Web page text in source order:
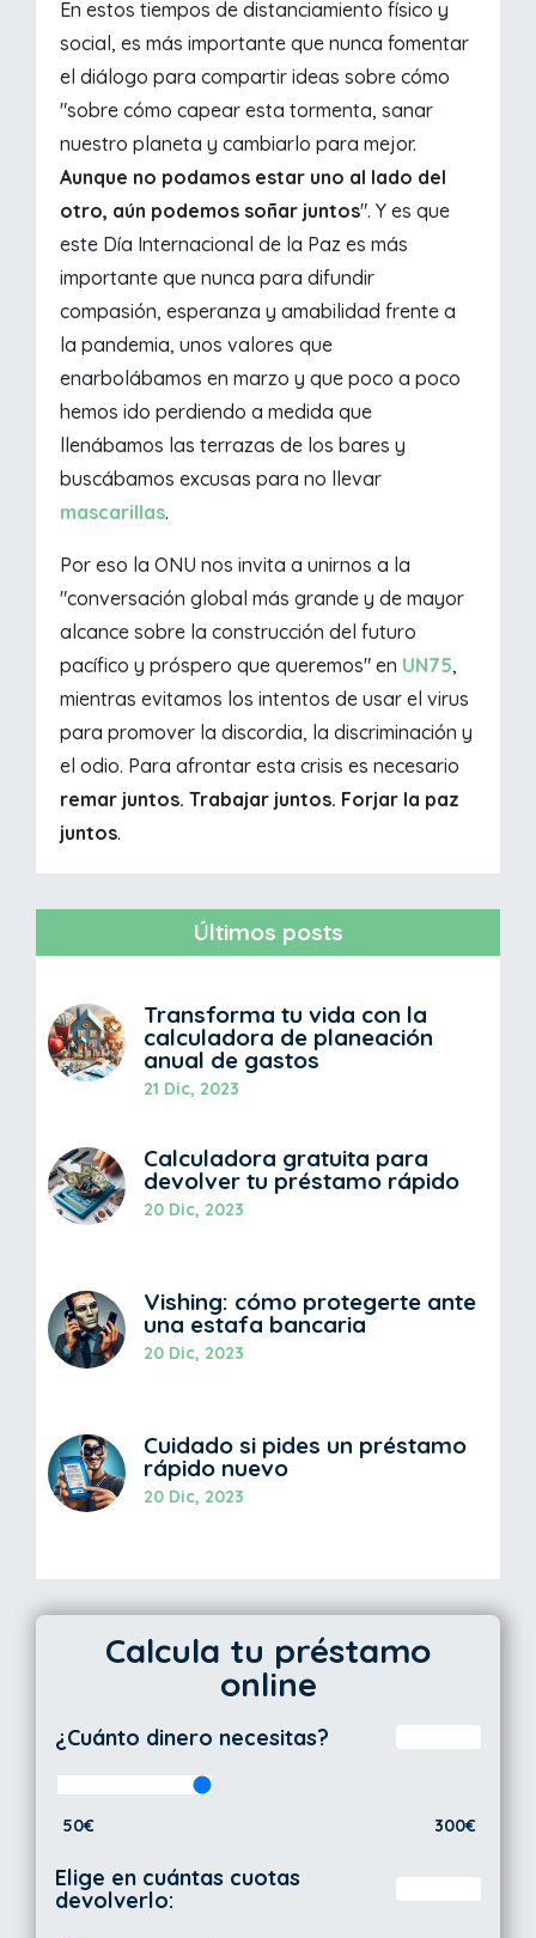
En estos tiempos de distanciamiento físico y
social, es más importante que nunca fomentar
el diálogo para compartir ideas sobre cómo
"sobre cómo capear esta tormenta, sanar
nuestro planeta y cambiarlo para mejor.
Aunque no podamos estar uno al lado del
otro, aún podemos soñar juntos". Y es que
este Día Internacional de la Paz es más
importante que nunca para difundir
compasión, esperanza y amabilidad frente a
la pandemia, unos valores que
enarbolábamos en marzo y que poco a poco
hemos ido perdiendo a medida que
llenábamos las terrazas de los bares y
buscábamos excusas para no llevar
mascarillas.
Por eso la ONU nos invita a unirnos a la
"conversación global más grande y de mayor
alcance sobre la construcción del futuro
pacífico y próspero que queremos" en UN75,
mientras evitamos los intentos de usar el virus
para promover la discordia, la discriminación y
el odio. Para afrontar esta crisis es necesario
remar juntos. Trabajar juntos. Forjar la paz
juntos.
Últimos posts
Transforma tu vida con la
calculadora de planeación
anual de gastos
21 Dic, 2023
Calculadora gratuita para
devolver tu préstamo rápido
20 Dic, 2023
Vishing: cómo protegerte ante
una estafa bancaria
20 Dic, 2023
Cuidado si pides un préstamo
rápido nuevo
20 Dic, 2023
Calcula tu préstamo
online
¿Cuánto dinero necesitas?
50€ 300€
Elige en cuántas cuotas
devolverlo: